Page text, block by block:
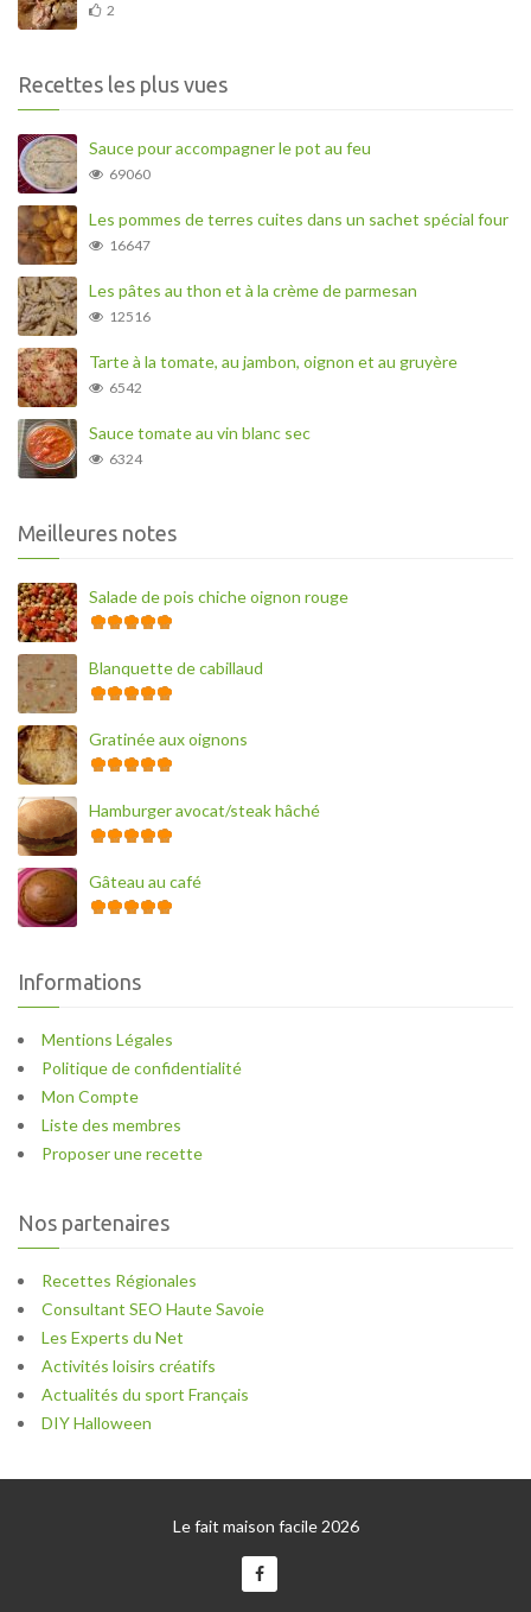
2
Recettes les plus vues
Sauce pour accompagner le pot au feu
69060
Les pommes de terres cuites dans un sachet spécial four
16647
Les pâtes au thon et à la crème de parmesan
12516
Tarte à la tomate, au jambon, oignon et au gruyère
6542
Sauce tomate au vin blanc sec
6324
Meilleures notes
Salade de pois chiche oignon rouge
Blanquette de cabillaud
Gratinée aux oignons
Hamburger avocat/steak hâché
Gâteau au café
Informations
Mentions Légales
Politique de confidentialité
Mon Compte
Liste des membres
Proposer une recette
Nos partenaires
Recettes Régionales
Consultant SEO Haute Savoie
Les Experts du Net
Activités loisirs créatifs
Actualités du sport Français
DIY Halloween
Le fait maison facile 2026